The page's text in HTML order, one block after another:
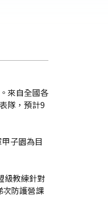
來自全國各
隊，預計9
子園為目
級教練針對
次防護營課